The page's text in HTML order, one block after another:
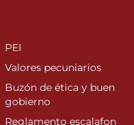
PEI
Valores pecuniarios
Buzón de ética y buen
gobierno
Reglamento escalafon